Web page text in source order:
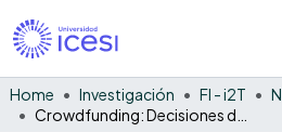
Home Investigación FI - i2T